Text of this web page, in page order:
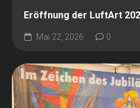
Eröffnung der LuftArt
Mai 22, 2026 0